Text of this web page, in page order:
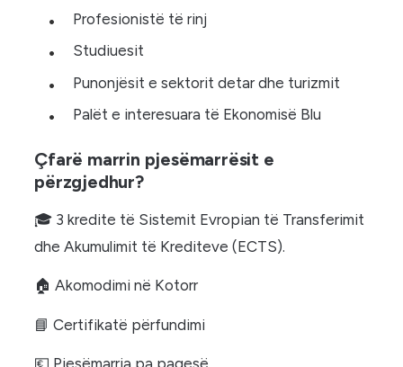
Profesionistë të rinj
Studiuesit
Punonjësit e sektorit detar dhe turizmit
Palët e interesuara të Ekonomisë Blu
Çfarë marrin pjesëmarrësit e
përzgjedhur?
🎓 3 kredite të Sistemit Evropian të Transferimit
dhe Akumulimit të Krediteve (ECTS).
🏠 Akomodimi në Kotorr
📘 Certifikatë përfundimi